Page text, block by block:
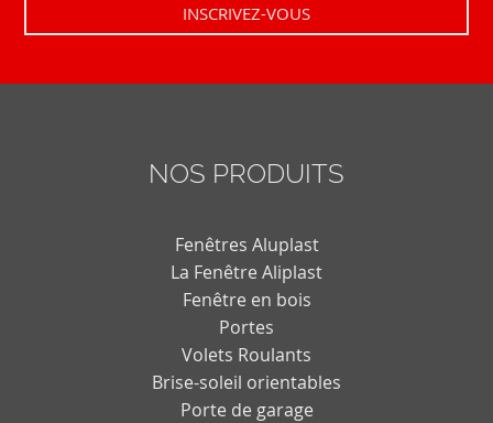
NOS PRODUITS
Fenêtres Aluplast
La Fenêtre Aliplast
Fenêtre en bois
Portes
Volets Roulants
Brise-soleil orientables
Porte de garage